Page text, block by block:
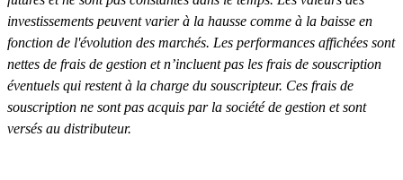
investissements peuvent varier à la hausse comme à la baisse en
fonction de l'évolution des marchés. Les performances affichées sont
nettes de frais de gestion et n’incluent pas les frais de souscription
éventuels qui restent à la charge du souscripteur. Ces frais de
souscription ne sont pas acquis par la société de gestion et sont
versés au distributeur.